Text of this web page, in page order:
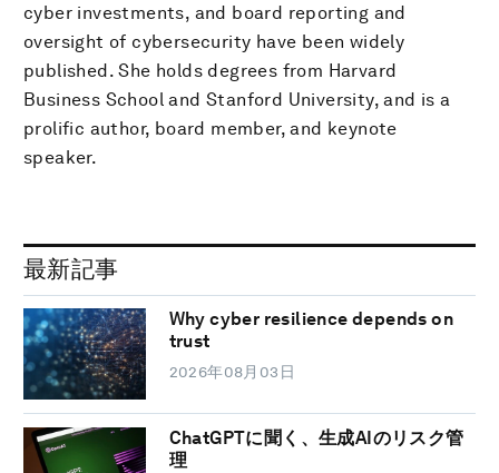
cyber investments, and board reporting and
oversight of cybersecurity have been widely
published. She holds degrees from Harvard
Business School and Stanford University, and is a
prolific author, board member, and keynote
speaker.
最新記事
Why cyber resilience depends on
trust
2026年08月03日
ChatGPTに聞く、生成AIのリスク管
理